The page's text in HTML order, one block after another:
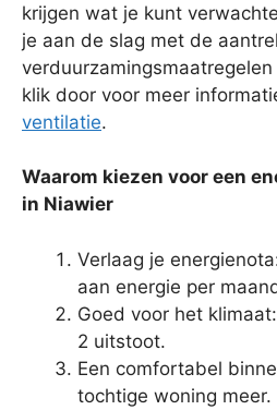
krijgen wat je kunt
je aan de slag met de
klik door voor meer
ventilatie.
Waarom kiezen voor een
in Niawier
Verlaag je
aan energie per
Goed voor het
2 uitstoot.
Een comfortabel
tochtige woning meer.